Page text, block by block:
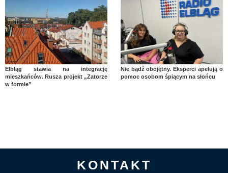
Elbląg stawia na integrację
mieszkańców. Rusza projekt „Zatorze
w formie”
Nie bądź obojętny. Eksperci apelują o
pomoc osobom śpiącym na słońcu
KONTAKT